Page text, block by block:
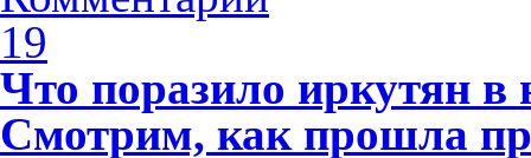
19
Что поразило иркутян
Смотрим, как прошла